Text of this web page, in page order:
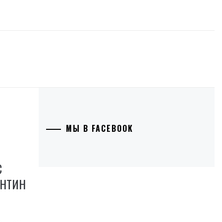
МЫ В FACEBOOK